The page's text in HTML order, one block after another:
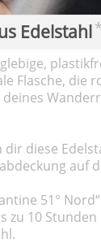
Edelstahl*
Flasche, die
dir diese
auf
51°
zu 10